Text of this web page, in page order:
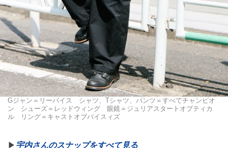
Gジャン＝リーバイス シャツ、Tシャツ、パンツ＝すべてチャンピオ
ン シューズ＝レッドウィング 眼鏡＝ジュリアスタートオプティカ
ル リング＝キャストオブバイスィズ
▶︎ 宇内さんのスナップをすべて見る